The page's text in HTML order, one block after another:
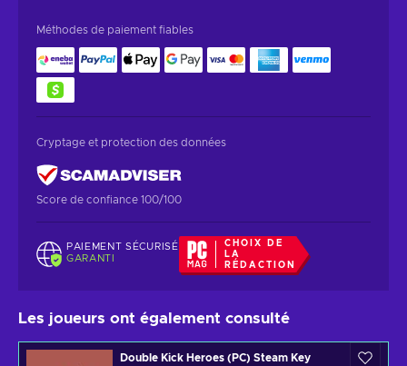
Méthodes de paiement fiables
Cryptage et protection des données
Score de confiance 100/100
PAIEMENT SÉCURISÉ
GARANTI
CHOIX DE
LA
RÉDACTION
Les joueurs ont également consulté
Double Kick Heroes (PC) Steam Key